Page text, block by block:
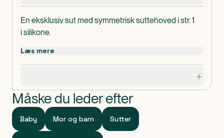
En eksklusiv sut med symmetrisk suttehoved i str. 1
i silikone.
Læs mere
Måske du leder efter
Baby Mor og barn Sutter